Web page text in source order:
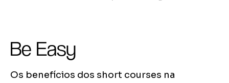
Be Easy
Os benefícios dos short courses na